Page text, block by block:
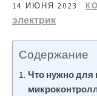
14 ИЮНЯ 2023
электрик
Содержание
Что нужно для